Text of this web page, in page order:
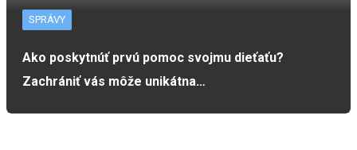
SPRÁVY
Ako poskytnúť prvú pomoc svojmu dieťaťu?
Zachrániť vás môže unikátna…